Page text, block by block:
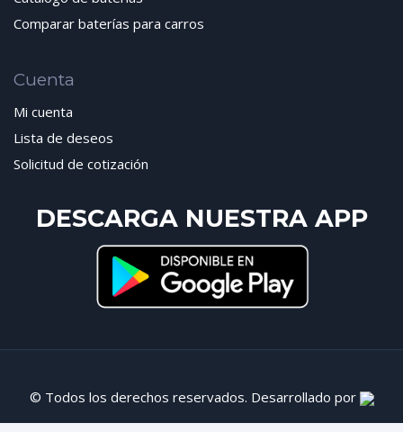
Comparar baterías para carros
Cuenta
Mi cuenta
Lista de deseos
Solicitud de cotización
DESCARGA NUESTRA APP
© Todos los derechos reservados. Desarrollado por